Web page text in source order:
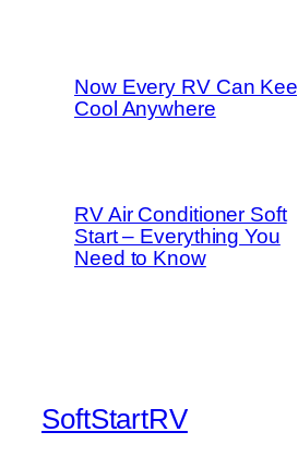
Now Every RV Can
Cool Anywhere
RV Air Conditioner Soft
Start – Everything You
Need to Know
SoftStartRV